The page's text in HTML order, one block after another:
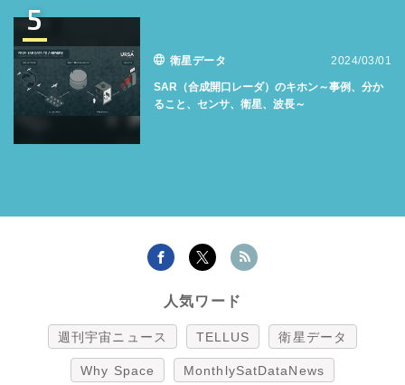
5
衛星データ 2024/03/01
SAR（合成開口レーダ）のキホン～事例、分か
ること、センサ、衛星、波長～
人気ワード
週刊宇宙ニュース TELLUS 衛星データ
Why Space MonthlySatDataNews